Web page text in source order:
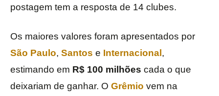
postagem tem a resposta de 14 clubes.
Os maiores valores foram apresentados por
São Paulo, Santos e Internacional ,
estimando em R$ 100 milhões cada o que
deixariam de ganhar. O Grêmio vem na